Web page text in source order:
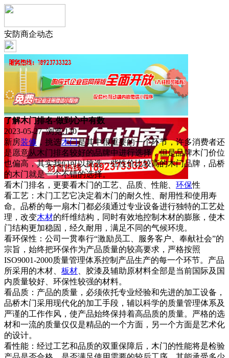
安防商企动态
了解木门排名-做到心中有数
2023-05-27 浏览:130
新房装修 ，挑选木门是其中很重要的一个环节，许多消费者还
是愿意从木门排名较好的品牌中进行选择，但是品牌木门价位
也偏高，其实我们可以挑选一些性价比较高的木门品牌，品桥
的木门就是一个不错的选择。
看木门排名，更要看木门的工艺、品质、性能、 环保性
看工艺：木门工艺它决定着木门的耐久性、耐用性和使用寿
命。品桥的每一扇木门都必须通过专业设备进行独特的工艺处
理，改变木材的纤维结构，同时有效地控制木材的膨胀，使木
门结构更加稳固，经久耐用，满足不同的气候环境。
看环保性：公司一贯奉行“激励员工、服务客户、奉献社会”的
宗旨，始终把环保作为产品质量的较高要求，严格按照
ISO9001-2000质量管理体系控制产品生产的每一个环节。产品
所采用的木材、 板材 、胶漆及辅助原材料全部是当前国际及国
内质量较好、环保性较强的材料。
看品质：产品的质量，必须依托专业经验和先进的加工设备，
品桥木门采用现代化的加工手段，辅以科学的质量管理体系及
严谨的工作作风，使产品始终保持着高品质的质量。严格的选
材和一流的质量仅仅是精品的一个方面，另一个方面是艺术化
的设计。
看性能：经过工艺和品质的双重保障后，木门的性能将是检验